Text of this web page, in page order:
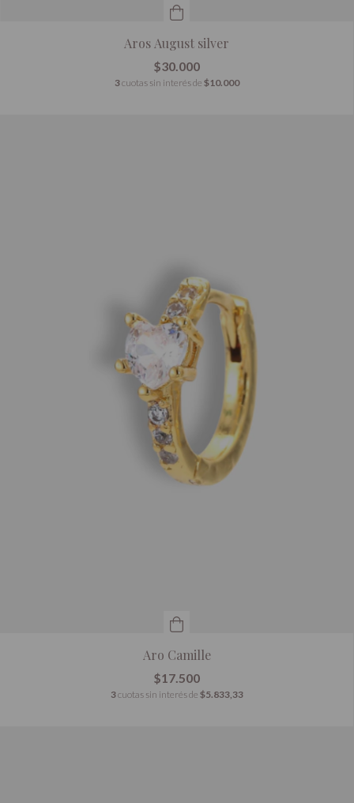
Aros August silver
$30.000
3cuotas sin interés de $10.000
Aro Camille
$17.500
3cuotas sin interés de $5.833,33